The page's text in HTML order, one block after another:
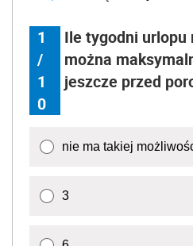
1
/
1
0
Ile tygodni
można
jeszcze przed
nie ma takiej
3